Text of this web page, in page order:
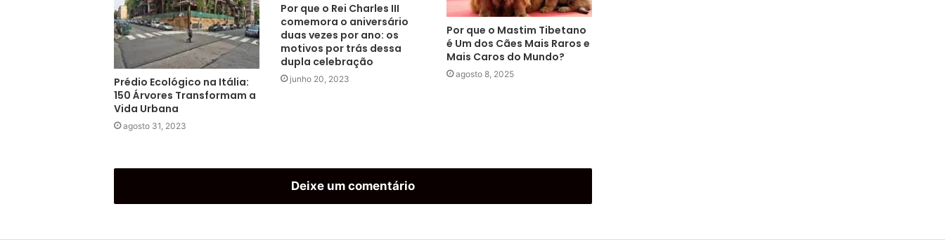
Prédio Ecológico na Itália:
150 Árvores Transformam a
Vida Urbana
agosto 31, 2023
Por que o Rei Charles III
comemora o aniversário
duas vezes por ano: os
motivos por trás dessa
dupla celebração
junho 20, 2023
Por que o Mastim Tibetano
é Um dos Cães Mais Raros e
Mais Caros do Mundo?
agosto 8, 2025
Deixe um comentário